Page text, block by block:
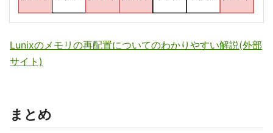
Lunixのメモリの再配置についてのわかりやすい解説(外部
サイト)
まとめ